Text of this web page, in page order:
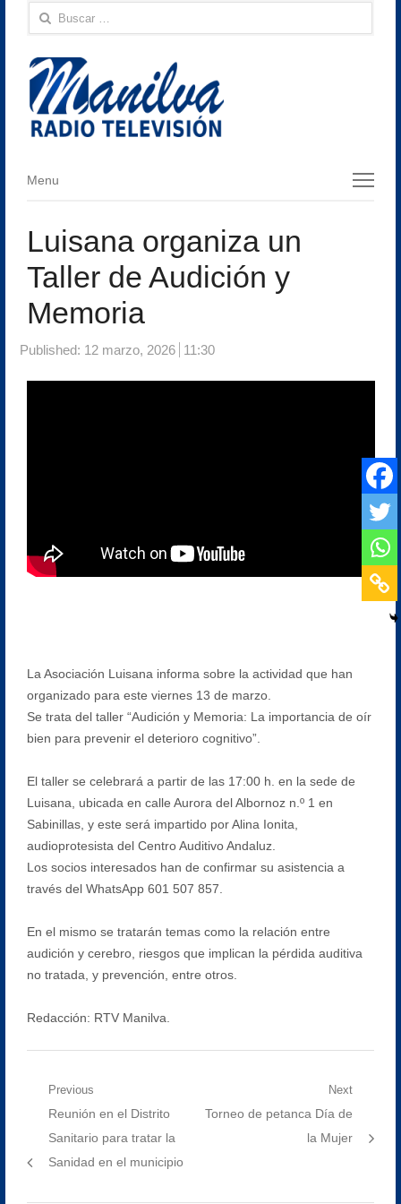
Buscar:
Menu
Menu
Luisana organiza un
Taller de Audición y
Memoria
Published: 12 marzo, 2026 11:30
La Asociación Luisana informa sobre la actividad que han
organizado para este viernes 13 de marzo.
Se trata del taller “Audición y Memoria: La importancia de oír
bien para prevenir el deterioro cognitivo”.
El taller se celebrará a partir de las 17:00 h. en la sede de
Luisana, ubicada en calle Aurora del Albornoz n.º 1 en
Sabinillas, y este será impartido por Alina Ionita,
audioprotesista del Centro Auditivo Andaluz.
Los socios interesados han de confirmar su asistencia a
través del WhatsApp 601 507 857.
En el mismo se tratarán temas como la relación entre
audición y cerebro, riesgos que implican la pérdida auditiva
no tratada, y prevención, entre otros.
Redacción: RTV Manilva.
Navegación
entradas
Previous
Previous
post:
Reunión en el Distrito
Sanitario para tratar la
Sanidad en el municipio
Next
Next
Torneo de petanca Día de
la Mujer